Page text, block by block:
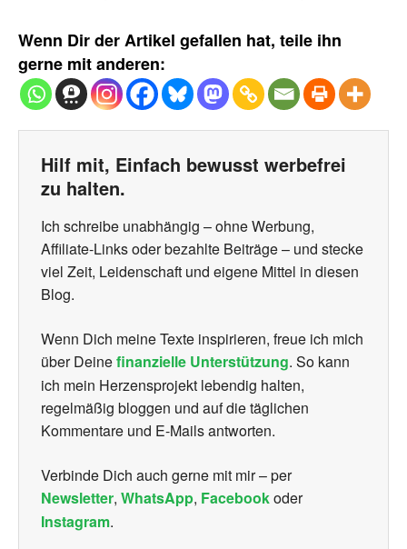
Wenn Dir der Artikel gefallen hat, teile ihn
gerne mit anderen:
Hilf mit, Einfach bewusst werbefrei
zu halten.
Ich schreibe unabhängig – ohne Werbung,
Affiliate-Links oder bezahlte Beiträge – und stecke
viel Zeit, Leidenschaft und eigene Mittel in diesen
Blog.
Wenn Dich meine Texte inspirieren, freue ich mich
über Deinefinanzielle Unterstützung. So kann
ich mein Herzensprojekt lebendig halten,
regelmäßig bloggen und auf die täglichen
Kommentare und E-Mails antworten.
Verbinde Dich auch gerne mit mir – per
Newsletter, WhatsApp, Facebookoder
Instagram.